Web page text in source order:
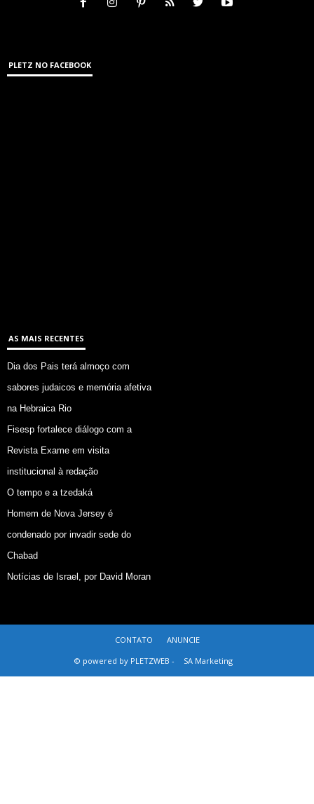
PLETZ NO FACEBOOK
AS MAIS RECENTES
Dia dos Pais terá almoço com
sabores judaicos e memória afetiva
na Hebraica Rio
Fisesp fortalece diálogo com a
Revista Exame em visita
institucional à redação
O tempo e a tzedaká
Homem de Nova Jersey é
condenado por invadir sede do
Chabad
Notícias de Israel, por David Moran
CONTATO
ANUNCIE
© powered by PLETZWEB -
SA Marketing